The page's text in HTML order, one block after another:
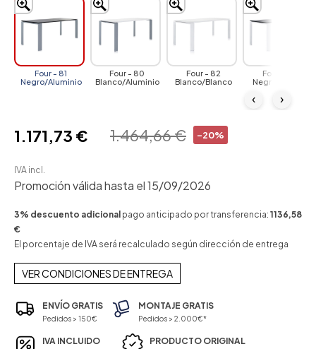
Four - 81
Negro/Aluminio
Four - 80
Blanco/Aluminio
Four - 82
Blanco/Blanco
Four - 83
Negro/Blanco
‹ ›
-20%
1.464,66 €
1.171,73 €
IVA incl.
Promoción válida hasta el 15/09/2026
3% descuento adicional pago anticipado por transferencia: 1136,58
€
El porcentaje de IVA será recalculado según dirección de entrega
VER CONDICIONES DE ENTREGA
ENVÍO GRATIS
Pedidos > 150€
MONTAJE GRATIS
Pedidos > 2.000€*
IVA INCLUIDO PRODUCTO ORIGINAL